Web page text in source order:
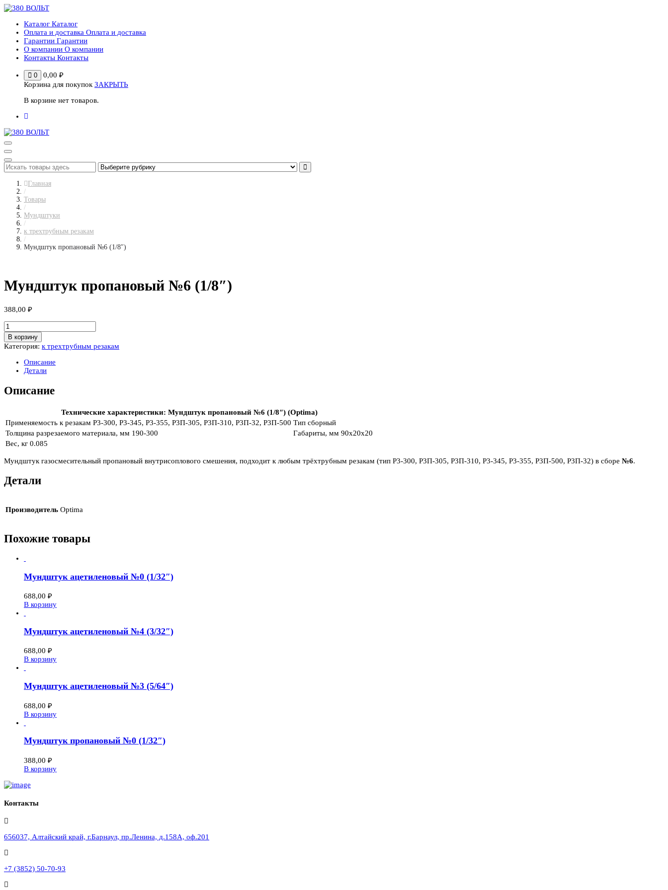
Перейти
содержимому
Каталог Каталог
Оплата и доставка Оплата и доставка
Гарантии Гарантии
О компании О компании
Контакты Контакты
0 0,00 ₽
Корзина для покупок ЗАКРЫТЬ
В корзине нет товаров.
Главная
/
Товары
/
Мундштуки
/
к трехтрубным резакам
/
Мундштук пропановый №6 (1/8″)
Мундштук пропановый №6 (1/8″)
388,00 ₽
Количество
товара
Мундштук
пропановый
В корзину
Категория: к трехтрубным резакам
Описание
Детали
Описание
Технические характеристики: Мундштук пропановый №6 (1/8″) (Optima)
Применяемость к резакам Р3-300, Р3-345, Р3-355, Р3П-305, Р3П-310, Р3П-32, Р3П-500 Тип сборный
Толщина разрезаемого материала, мм 190-300 Габариты, мм 90x20x20
Вес, кг 0.085
Мундштук газосмесительный пропановый внутрисоплового смешения, подходит к любым трёхтрубным резакам (тип Р3-300, Р3П-305, Р3П-310, Р3-345, Р3-355, Р3П-500, Р3П-32) в сборе №6.
Детали
Производитель Optima
Похожие товары
Мундштук ацетиленовый №0 (1/32″)
688,00 ₽
В корзину
Мундштук ацетиленовый №4 (3/32″)
688,00 ₽
В корзину
Мундштук ацетиленовый №3 (5/64″)
688,00 ₽
В корзину
Мундштук пропановый №0 (1/32″)
388,00 ₽
В корзину
Контакты
656037, Алтайский край, г.Барнаул, пр.Ленина, д.158А, оф.201
+7 (3852) 50-70-93